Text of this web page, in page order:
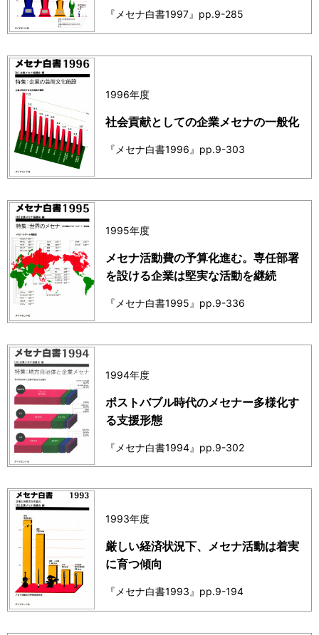
『メセナ白書1997』pp.9-285
1996年度
社会貢献としての企業メセナの一般化
『メセナ白書1996』pp.9-303
1995年度
メセナ活動費の予算化進む。専任部署
を設ける企業は堅実な活動を継続
『メセナ白書1995』pp.9-336
1994年度
ポストバブル時代のメセナー多様化す
る支援形態
『メセナ白書1994』pp.9-302
1993年度
厳しい経済状況下、メセナ活動は着実
に育つ傾向
『メセナ白書1993』pp.9-194